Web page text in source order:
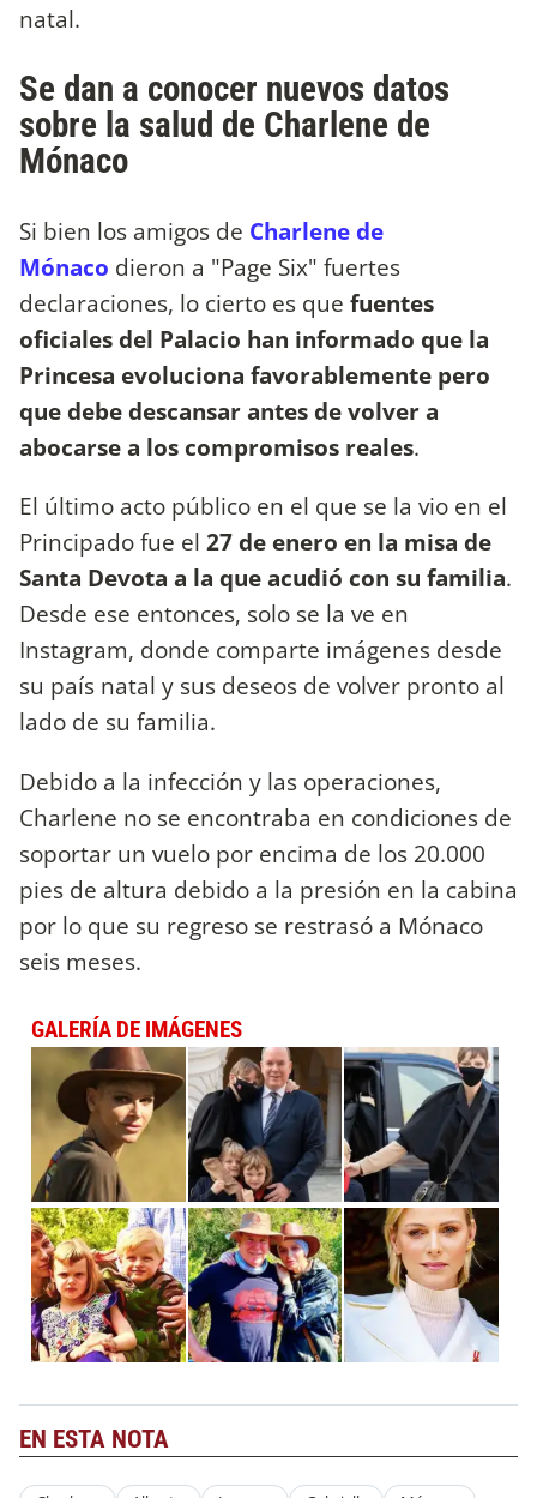
natal.
Se dan a conocer nuevos datos
sobre la salud de Charlene de
Mónaco
Si bien los amigos de Charlene de
Mónaco dieron a "Page Six" fuertes
declaraciones, lo cierto es que fuentes
oficiales del Palacio han informado que la
Princesa evoluciona favorablemente pero
que debe descansar antes de volver a
abocarse a los compromisos reales.
El último acto público en el que se la vio en el
Principado fue el 27 de enero en la misa de
Santa Devota a la que acudió con su familia.
Desde ese entonces, solo se la ve en
Instagram, donde comparte imágenes desde
su país natal y sus deseos de volver pronto al
lado de su familia.
Debido a la infección y las operaciones,
Charlene no se encontraba en condiciones de
soportar un vuelo por encima de los 20.000
pies de altura debido a la presión en la cabina
por lo que su regreso se restrasó a Mónaco
seis meses.
GALERÍA DE IMÁGENES
EN ESTA NOTA